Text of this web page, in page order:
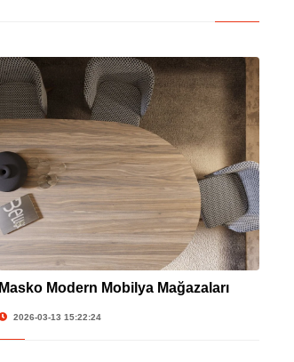
Masko Modern Mobilya Mağazaları
2026-03-13 15:22:24